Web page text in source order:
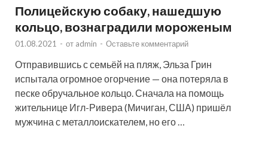
Полицейскую собаку, нашедшую
кольцо, вознаградили мороженым
01.08.2021 - от admin - Оставьте комментарий
Отправившись с семьёй на пляж, Эльза Грин
испытала огромное огорчение — она потеряла в
песке обручальное кольцо. Сначала на помощь
жительнице Игл-Ривера (Мичиган, США) пришёл
мужчина с металлоискателем, но его …